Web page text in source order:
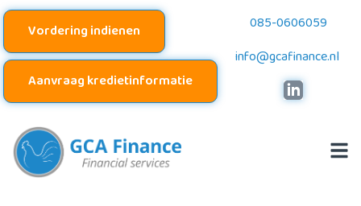
Vordering indienen
Aanvraag kredietinformatie
085-0606059
info@gcafinance.nl